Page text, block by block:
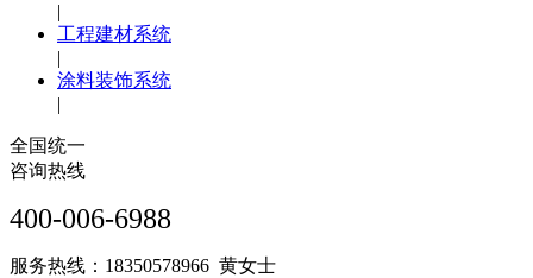
|
工程建材系统
|
涂料装饰系统
|
全国统一
咨询热线
400-006-6988
服务热线：18350578966 黄女士